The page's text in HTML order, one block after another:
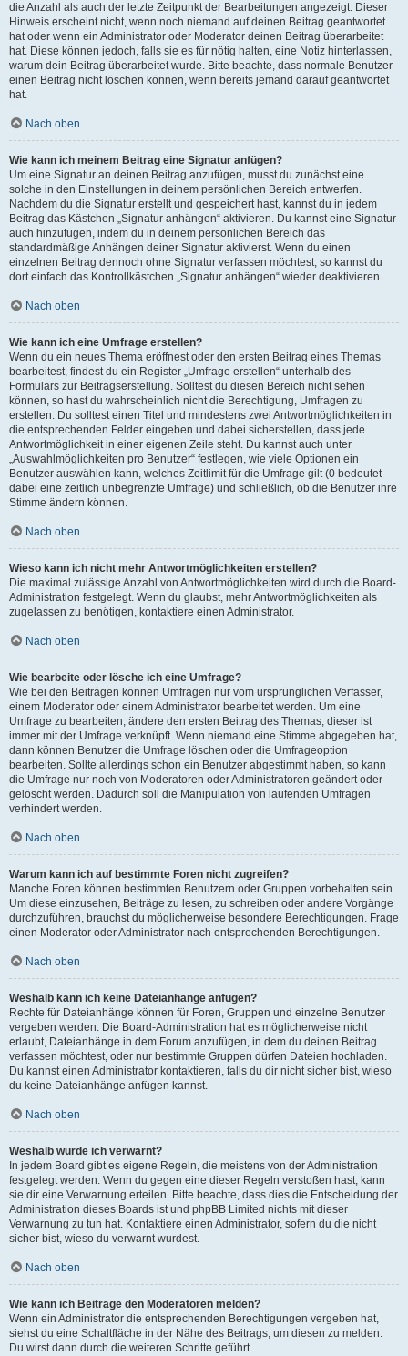
die Anzahl als auch der letzte Zeitpunkt der Bearbeitungen angezeigt. Dieser
Hinweis erscheint nicht, wenn noch niemand auf deinen Beitrag geantwortet
hat oder wenn ein Administrator oder Moderator deinen Beitrag überarbeitet
hat. Diese können jedoch, falls sie es für nötig halten, eine Notiz hinterlassen,
warum dein Beitrag überarbeitet wurde. Bitte beachte, dass normale Benutzer
einen Beitrag nicht löschen können, wenn bereits jemand darauf geantwortet
hat.
Nach oben
Wie kann ich meinem Beitrag eine Signatur anfügen?
Um eine Signatur an deinen Beitrag anzufügen, musst du zunächst eine
solche in den Einstellungen in deinem persönlichen Bereich entwerfen.
Nachdem du die Signatur erstellt und gespeichert hast, kannst du in jedem
Beitrag das Kästchen „Signatur anhängen“ aktivieren. Du kannst eine Signatur
auch hinzufügen, indem du in deinem persönlichen Bereich das
standardmäßige Anhängen deiner Signatur aktivierst. Wenn du einen
einzelnen Beitrag dennoch ohne Signatur verfassen möchtest, so kannst du
dort einfach das Kontrollkästchen „Signatur anhängen“ wieder deaktivieren.
Nach oben
Wie kann ich eine Umfrage erstellen?
Wenn du ein neues Thema eröffnest oder den ersten Beitrag eines Themas
bearbeitest, findest du ein Register „Umfrage erstellen“ unterhalb des
Formulars zur Beitragserstellung. Solltest du diesen Bereich nicht sehen
können, so hast du wahrscheinlich nicht die Berechtigung, Umfragen zu
erstellen. Du solltest einen Titel und mindestens zwei Antwortmöglichkeiten in
die entsprechenden Felder eingeben und dabei sicherstellen, dass jede
Antwortmöglichkeit in einer eigenen Zeile steht. Du kannst auch unter
„Auswahlmöglichkeiten pro Benutzer“ festlegen, wie viele Optionen ein
Benutzer auswählen kann, welches Zeitlimit für die Umfrage gilt (0 bedeutet
dabei eine zeitlich unbegrenzte Umfrage) und schließlich, ob die Benutzer ihre
Stimme ändern können.
Nach oben
Wieso kann ich nicht mehr Antwortmöglichkeiten erstellen?
Die maximal zulässige Anzahl von Antwortmöglichkeiten wird durch die Board-
Administration festgelegt. Wenn du glaubst, mehr Antwortmöglichkeiten als
zugelassen zu benötigen, kontaktiere einen Administrator.
Nach oben
Wie bearbeite oder lösche ich eine Umfrage?
Wie bei den Beiträgen können Umfragen nur vom ursprünglichen Verfasser,
einem Moderator oder einem Administrator bearbeitet werden. Um eine
Umfrage zu bearbeiten, ändere den ersten Beitrag des Themas; dieser ist
immer mit der Umfrage verknüpft. Wenn niemand eine Stimme abgegeben hat,
dann können Benutzer die Umfrage löschen oder die Umfrageoption
bearbeiten. Sollte allerdings schon ein Benutzer abgestimmt haben, so kann
die Umfrage nur noch von Moderatoren oder Administratoren geändert oder
gelöscht werden. Dadurch soll die Manipulation von laufenden Umfragen
verhindert werden.
Nach oben
Warum kann ich auf bestimmte Foren nicht zugreifen?
Manche Foren können bestimmten Benutzern oder Gruppen vorbehalten sein.
Um diese einzusehen, Beiträge zu lesen, zu schreiben oder andere Vorgänge
durchzuführen, brauchst du möglicherweise besondere Berechtigungen. Frage
einen Moderator oder Administrator nach entsprechenden Berechtigungen.
Nach oben
Weshalb kann ich keine Dateianhänge anfügen?
Rechte für Dateianhänge können für Foren, Gruppen und einzelne Benutzer
vergeben werden. Die Board-Administration hat es möglicherweise nicht
erlaubt, Dateianhänge in dem Forum anzufügen, in dem du deinen Beitrag
verfassen möchtest, oder nur bestimmte Gruppen dürfen Dateien hochladen.
Du kannst einen Administrator kontaktieren, falls du dir nicht sicher bist, wieso
du keine Dateianhänge anfügen kannst.
Nach oben
Weshalb wurde ich verwarnt?
In jedem Board gibt es eigene Regeln, die meistens von der Administration
festgelegt werden. Wenn du gegen eine dieser Regeln verstoßen hast, kann
sie dir eine Verwarnung erteilen. Bitte beachte, dass dies die Entscheidung der
Administration dieses Boards ist und phpBB Limited nichts mit dieser
Verwarnung zu tun hat. Kontaktiere einen Administrator, sofern du die nicht
sicher bist, wieso du verwarnt wurdest.
Nach oben
Wie kann ich Beiträge den Moderatoren melden?
Wenn ein Administrator die entsprechenden Berechtigungen vergeben hat,
siehst du eine Schaltfläche in der Nähe des Beitrags, um diesen zu melden.
Du wirst dann durch die weiteren Schritte geführt.